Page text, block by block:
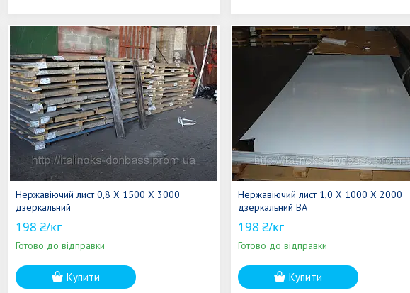
Нержавіючий лист 0,8 Х 1500 Х 3000
дзеркальний
198 ₴/кг
Готово до відправки
Купити
Нержавіючий лист 1,0 Х 1000 Х 2000
дзеркальний ВА
198 ₴/кг
Готово до відправки
Купити